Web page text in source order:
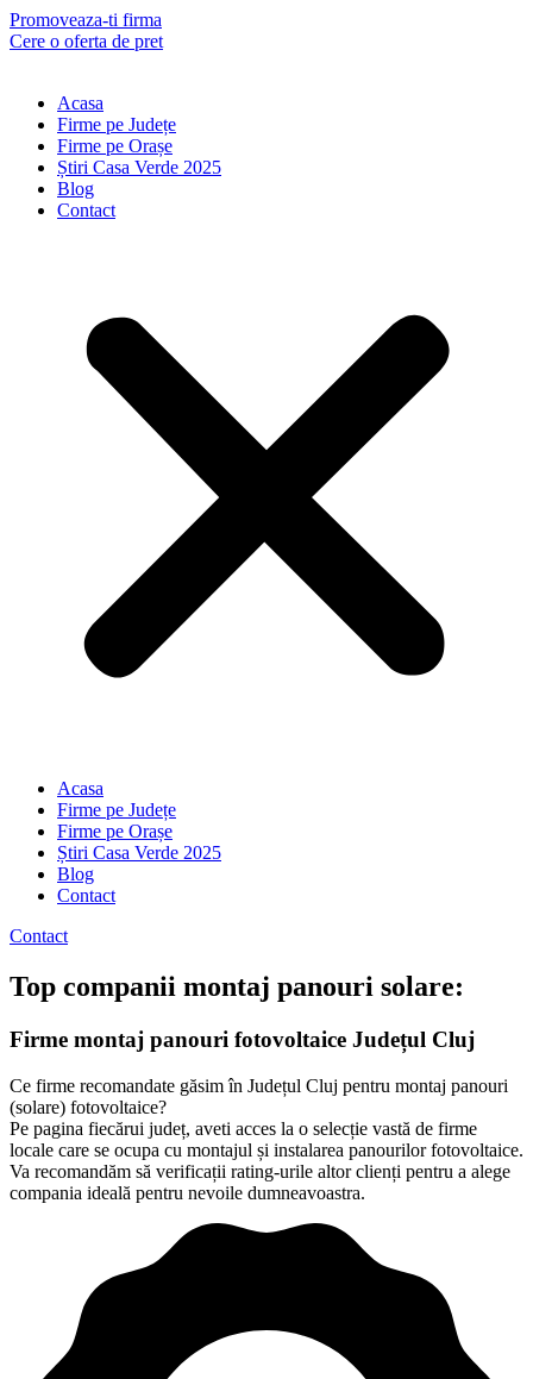
Skip
to
Promoveaza-ti firma
Cere o oferta de pret
Acasa
Firme pe Județe
Firme pe Orașe
Știri Casa Verde 2025
Blog
Contact
Acasa
Firme pe Județe
Firme pe Orașe
Știri Casa Verde 2025
Blog
Contact
Contact
Top companii montaj panouri solare:
Firme montaj panouri fotovoltaice Județul Cluj
Ce firme recomandate găsim în Județul Cluj pentru montaj panouri
(solare) fotovoltaice?
Pe pagina fiecărui județ, aveti acces la o selecție vastă de firme
locale care se ocupa cu montajul și instalarea panourilor fotovoltaice.
Va recomandăm să verificații rating-urile altor clienți pentru a alege
compania ideală pentru nevoile dumneavoastra.